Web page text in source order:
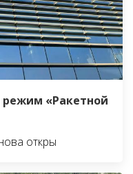
«Ракетной
откры